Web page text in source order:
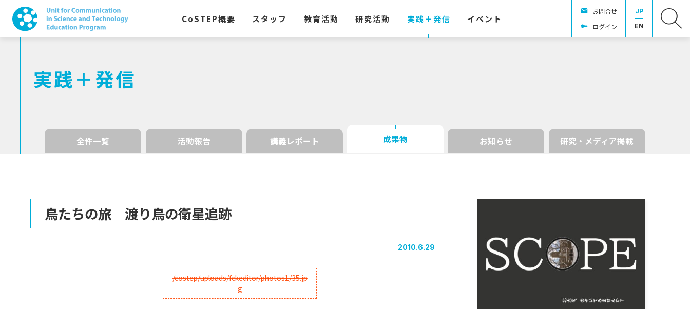
CoSTEP概要 スタッフ 教育活動 研究活動 実践＋発信 イベント
お問合せ
ログイン
JP
EN
実践＋発信
全件一覧 活動報告 講義レポート 成果物 お知らせ 研究・メディア掲載
鳥たちの旅 渡り鳥の衛星追跡
2010.6.29